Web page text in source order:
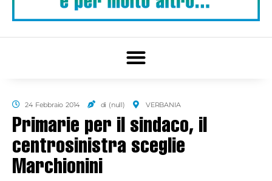
24 Febbraio 2014 di (null) VERBANIA
Primarie per il sindaco, il
centrosinistra sceglie
Marchionini